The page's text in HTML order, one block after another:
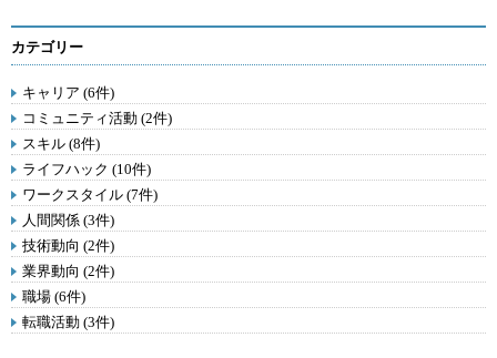
カテゴリー
キャリア (6件)
コミュニティ活動 (2件)
スキル (8件)
ライフハック (10件)
ワークスタイル (7件)
人間関係 (3件)
技術動向 (2件)
業界動向 (2件)
職場 (6件)
転職活動 (3件)